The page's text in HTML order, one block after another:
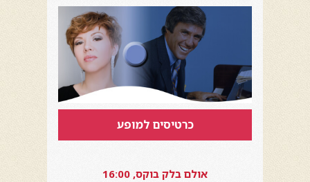
כרטיסים למופע
אולם בלק בוקס, 16:00